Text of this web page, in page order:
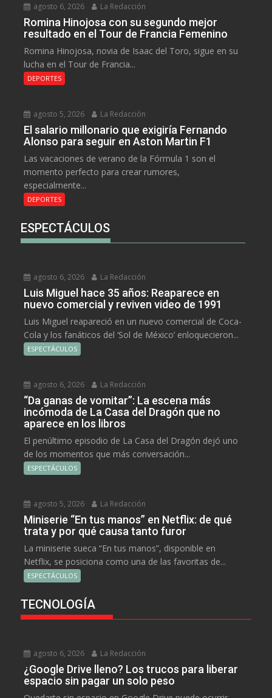
agosto 6, 2026 La Redacción
Romina Hinojosa con su segundo mejor
resultado en el Tour de Francia Femenino
Romina Hinojosa, novia de Isaac del Toro, sigue en su
lucha en el Tour de Francia...
DEPORTES
agosto 5, 2026 La Redacción
El salario millonario que exigiría Fernando
Alonso para seguir en Aston Martin F1
Las vacaciones de verano de la Fórmula 1 son el
momento perfecto para crear rumores,
especialmente...
DEPORTES
ESPECTÁCULOS
agosto 6, 2026 La Redacción
Luis Miguel hace 35 años: Reaparece en
nuevo comercial y reviven video de 1991
Luis Miguel reapareció en un nuevo comercial de Coca-
Cola y los fanáticos del ‘Sol de México’ enloquecieron...
ESPECTÁCULOS
agosto 6, 2026 La Redacción
“Da ganas de vomitar”: La escena más
incómoda de La Casa del Dragón que no
aparece en los libros
El penúltimo episodio de La Casa del Dragón dejó uno
de los momentos que más conversación...
ESPECTÁCULOS
agosto 5, 2026 La Redacción
Miniserie “En tus manos” en Netflix: de qué
trata y por qué causa tanto furor
La miniserie sueca “En tus manos”, disponible en
Netflix, se posiciona como una de las favoritas de...
ESPECTÁCULOS
TECNOLOGÍA
agosto 6, 2026 La Redacción
¿Google Drive lleno? Los trucos para liberar
espacio sin pagar un solo peso